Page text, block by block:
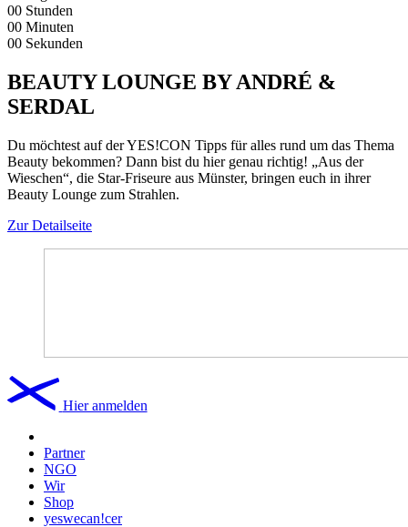
00 Stunden
00 Minuten
00 Sekunden
BEAUTY LOUNGE BY ANDRÉ &
SERDAL
Du möchtest auf der YES!CON Tipps für alles rund um das Thema
Beauty bekommen? Dann bist du hier genau richtig! „Aus der
Wieschen“, die Star-Friseure aus Münster, bringen euch in ihrer
Beauty Lounge zum Strahlen.
Zur Detailseite
Hier anmelden
Partner
NGO
Wir
Shop
yeswecan!cer